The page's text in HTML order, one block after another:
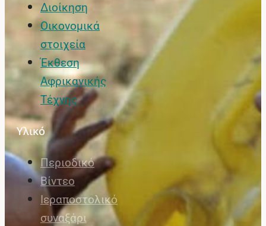
Διοίκηση
Οικονομικά
στοιχεία
Έκθεση
Αφρικανικής
Τέχνης
Υλικό
Περιοδικό
Βίντεο
Ιεραποστολικό
συναξάρι